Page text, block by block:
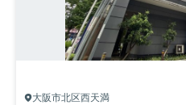
大阪市北区西天満